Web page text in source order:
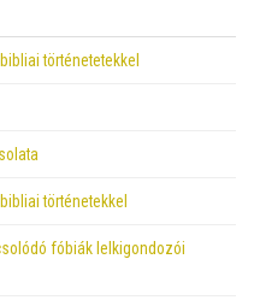
történetetekkel
történetekkel
fóbiák lelkigondozói